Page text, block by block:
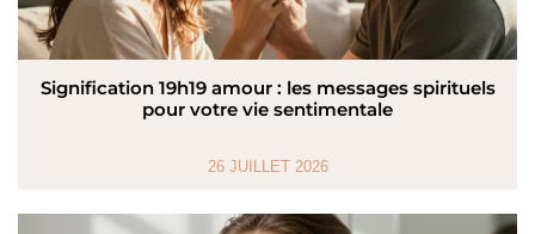
Signification 19h19 amour : les messages spirituels
pour votre vie sentimentale
26 JUILLET 2026